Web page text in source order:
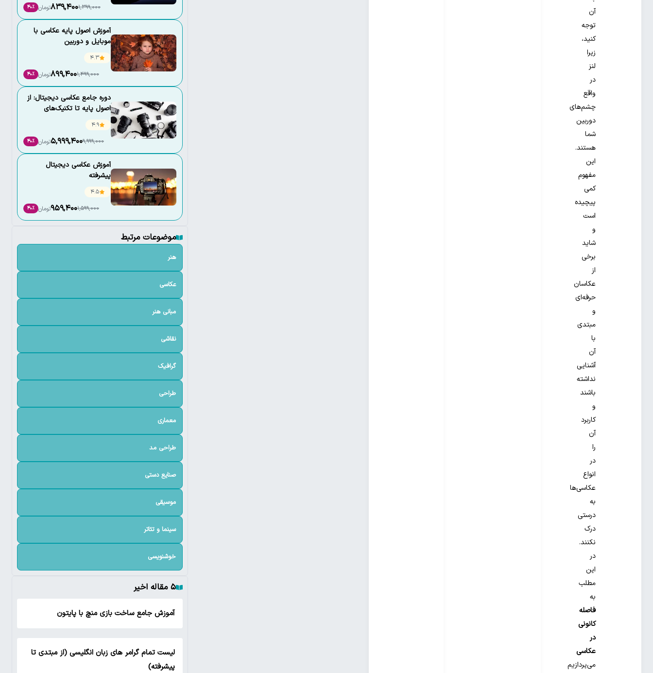
آن
توجه
کنید،
زیرا
لنز
در
واقع
چشم‌های
دوربین
شما
هستند.
این
مفهوم
کمی
پیچیده
است
و
شاید
برخی
از
عکاسان
حرفه‌ای
و
مبتدی
با
آن
آشنایی
نداشته
باشند
و
کاربرد
آن
را
در
انواع
عکاسی‌ها
به
درستی
درک
نکنند.
در
این
مطلب
به
فاصله
کانونی
در
عکاسی
می‌پردازیم
1,399,000
839,400تومان 40٪
آموزش اصول پایه عکاسی با
موبایل و دوربین
4.3
1,499,000
899,400تومان 40٪
دوره جامع عکاسی دیجیتال: از
اصول پایه تا تکنیک‌های
4.9
9,999,000
5,999,400تومان 40٪
آموزش عکاسی دیجیتال
پیشرفته
4.5
1,599,000
959,400تومان 40٪
موضوعات مرتبط
هنر
عکاسی
مبانی هنر
نقاشی
گرافیک
طراحی
معماری
طراحی مد
صنایع دستی
موسیقی
سینما و تئاتر
خوشنویسی
۵ مقاله اخیر
آموزش جامع ساخت بازی منچ با پایتون
لیست تمام گرامر های زبان انگلیسی (از مبتدی تا
پیشرفته)